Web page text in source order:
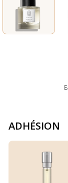
ADHÉSION